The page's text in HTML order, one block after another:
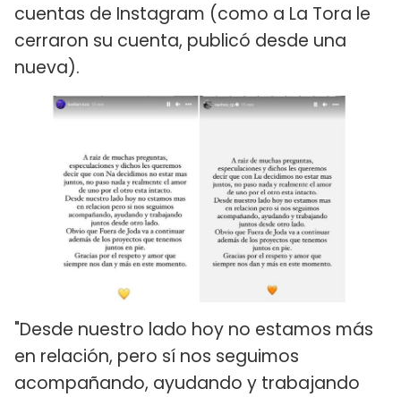
cuentas de Instagram (como a La Tora le
cerraron su cuenta, publicó desde una
nueva).
"Desde nuestro lado hoy no estamos más
en relación, pero sí nos seguimos
acompañando, ayudando y trabajando